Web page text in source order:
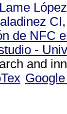
Lame
CI
de NFC
-
and